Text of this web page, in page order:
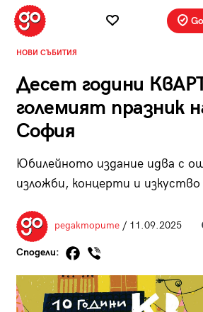
НОВИ СЪБИТИЯ
Десет години
големият празник
София
Юбилейното издание идва с
изложби, концерти и изкуство
редакторите/ 11.09.2025
Сподели: